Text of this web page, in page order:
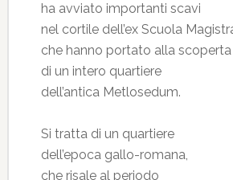
ha avviato importanti scavi
nel cortile dell’ex Scuola
che hanno portato alla scoperta
di un intero quartiere
dell’antica Metlosedum.
Si tratta di un quartiere
dell’epoca gallo-romana,
che risale al periodo